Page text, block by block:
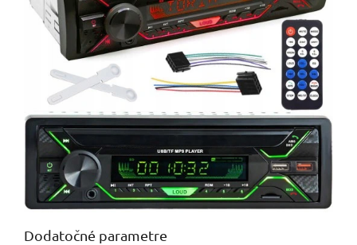
Dodatočné parametre